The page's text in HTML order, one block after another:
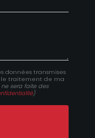
données transmises
le traitement de ma
sera faite des
)